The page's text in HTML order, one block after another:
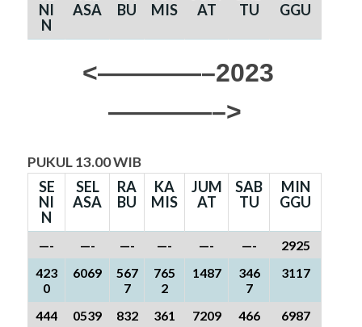
NI
N
ASA
BU
MIS
AT
TU
GGU
<————–2023
————–>
PUKUL 13.00 WIB
SE
NI
N
SEL
ASA
RA
BU
KA
MIS
JUM
AT
SAB
TU
MIN
GGU
—- —- —- —- —- —-
2925
423
0
6069
567
7
765
2
1487
346
7
3117
444
0539
832
361
7209
466
6987